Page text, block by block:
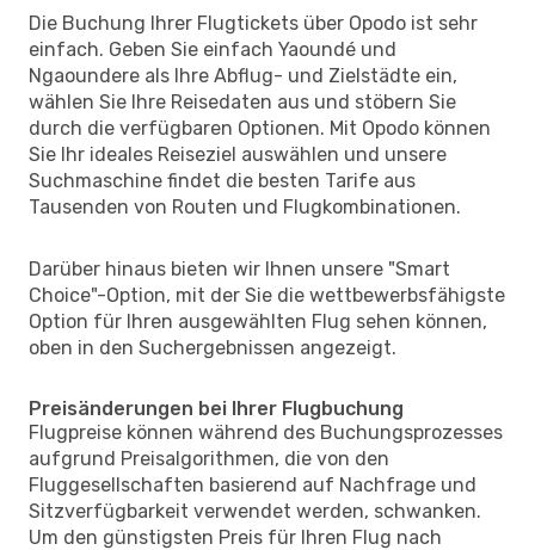
Die Buchung Ihrer Flugtickets über Opodo ist sehr
einfach. Geben Sie einfach Yaoundé und
Ngaoundere als Ihre Abflug- und Zielstädte ein,
wählen Sie Ihre Reisedaten aus und stöbern Sie
durch die verfügbaren Optionen. Mit Opodo können
Sie Ihr ideales Reiseziel auswählen und unsere
Suchmaschine findet die besten Tarife aus
Tausenden von Routen und Flugkombinationen.
Darüber hinaus bieten wir Ihnen unsere "Smart
Choice"-Option, mit der Sie die wettbewerbsfähigste
Option für Ihren ausgewählten Flug sehen können,
oben in den Suchergebnissen angezeigt.
Preisänderungen bei Ihrer Flugbuchung
Flugpreise können während des Buchungsprozesses
aufgrund Preisalgorithmen, die von den
Fluggesellschaften basierend auf Nachfrage und
Sitzverfügbarkeit verwendet werden, schwanken.
Um den günstigsten Preis für Ihren Flug nach